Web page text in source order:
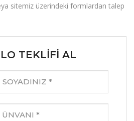
sitemiz üzerindeki formlardan talep
TEKLİFİ AL